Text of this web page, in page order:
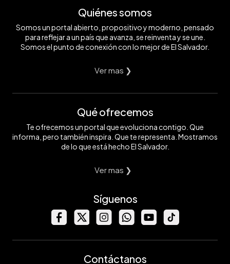
Quiénes somos
Somos un portal abierto, propositivo y moderno, pensado
para reflejar a un país que avanza, se reinventa y se une.
Somos el punto de conexión con lo mejor de El Salvador.
Ver mas ❯
Qué ofrecemos
Te ofrecemos un portal que evoluciona contigo. Que
informa, pero también inspira. Que te representa. Mostramos
de lo que está hecho El Salvador.
Ver mas ❯
Síguenos
Contáctanos